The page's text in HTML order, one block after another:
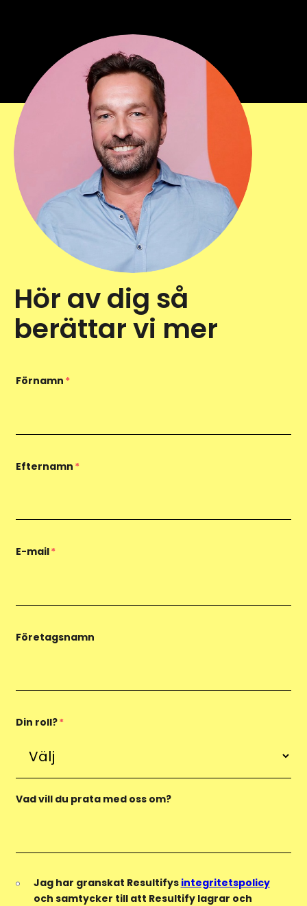
Hör av dig så
berättar vi mer
Förnamn *
Efternamn *
E-mail*
Företagsnamn
Din roll?*
Vad vill du prata med oss om?
Jag har granskat Resultifys integritetspolicy
och samtycker till att Resultify lagrar och